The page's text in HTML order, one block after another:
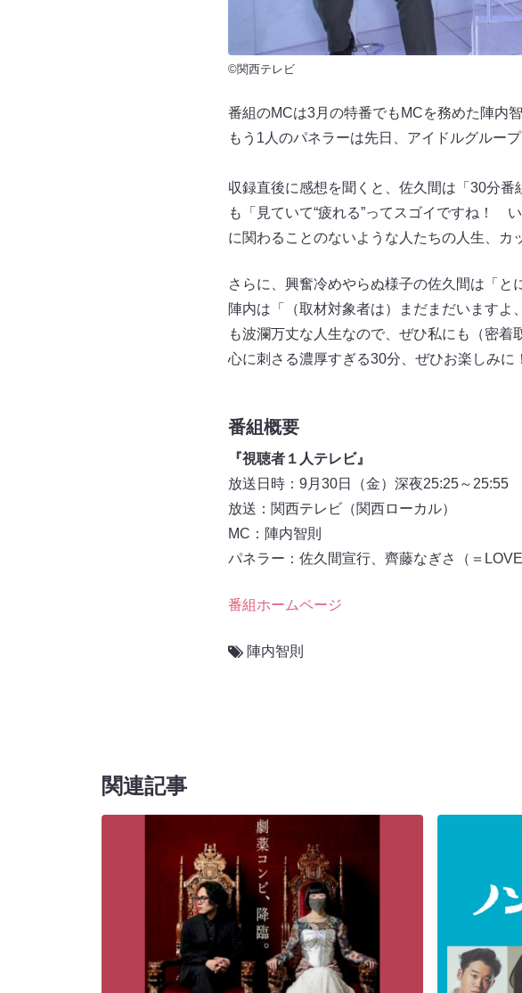
©関西テレビ
番組のMCは3月の特番でもMCを務めた陣内
もう1人のパネラーは先日、アイドルグルー
収録直後に感想を聞くと、佐久間は「30分
も「見ていて“疲れる”ってスゴイですね！
に関わることのないような人たちの人生、カ
さらに、興奮冷めやらぬ様子の佐久間は「
陣内は「（取材対象者は）まだまだいます
も波瀾万丈な人生なので、ぜひ私にも（密
心に刺さる濃厚すぎる30分、ぜひお楽しみに！
番組概要
『視聴者１人テレビ』
放送日時：9月30日（金）深夜25:25～25:55
放送：関西テレビ（関西ローカル）
MC：陣内智則
パネラー：佐久間宣行、齊藤なぎさ（＝LOVE
番組ホームページ
陣内智則
関連記事